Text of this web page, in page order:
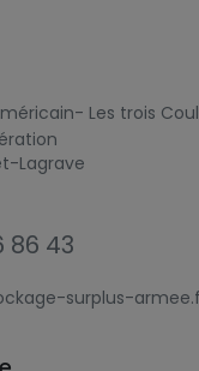
Les trois
Lagrave
86 43
surplus-